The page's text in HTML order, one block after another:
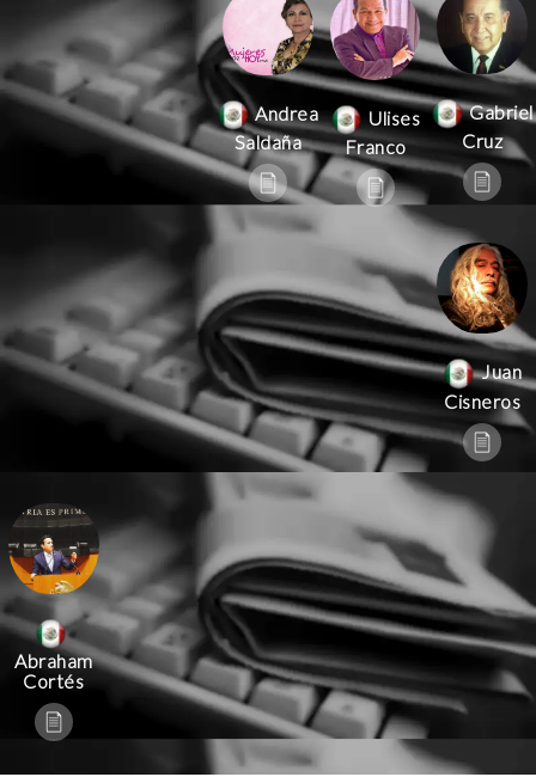
Andrea
Saldaña
Ulises
Franco
Gabriel
Cruz
Juan
Cisneros
Abraham
Cortés